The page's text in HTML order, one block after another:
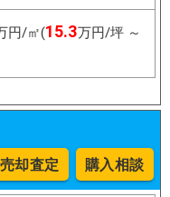
円/㎡(15.3万円/坪 ～
売却査定 購入相談